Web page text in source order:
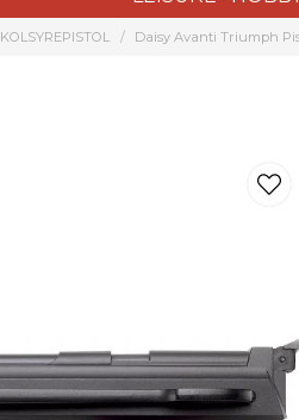
KOLSYREPISTOL Daisy Avanti Triumph